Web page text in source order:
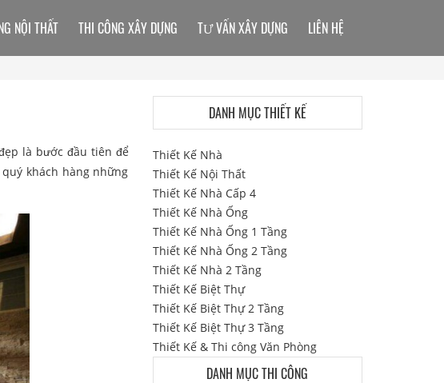
là bước đầu tiên để
khách hàng những
NỘI THẤT THI CÔNG XÂY DỰNG TƯ VẤN XÂY DỰNG LIÊN HỆ
DANH MỤC THIẾT KẾ
Thiết Kế Nhà
Thiết Kế Nội Thất
Thiết Kế Nhà Cấp 4
Thiết Kế Nhà Ống
Thiết Kế Nhà Ống 1 Tầng
Thiết Kế Nhà Ống 2 Tầng
Thiết Kế Nhà 2 Tầng
Thiết Kế Biệt Thự
Thiết Kế Biệt Thự 2 Tầng
Thiết Kế Biệt Thự 3 Tầng
Thiết Kế & Thi công Văn Phòng
DANH MỤC THI CÔNG